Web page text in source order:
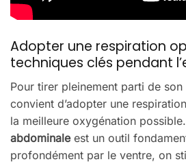
Adopter une respiration
techniques clés pendant
Pour tirer pleinement parti de son
convient d’adopter une
la meilleure oxygénation
abdominaleest un outil
profondément par le ventre, on